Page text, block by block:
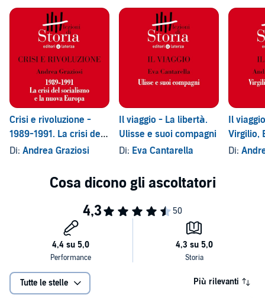
Crisi e rivoluzione -
1989-1991. La crisi del
socialismo e la nuova
Di: Andrea Graziosi
Il viaggio - La libertà.
Ulisse e suoi compagni
Di: Eva Cantarella
Il
Virgilio,
Di:
Tutte le stelle Più rilevanti